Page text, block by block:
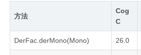
方法
Cog
C
DerFac.derMono(Mono) 26.0